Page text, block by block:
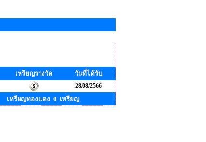
เหรียญรางวัล วันที่ได้รับ
28/08/2566
เหรียญทองแดง 0 เหรียญ